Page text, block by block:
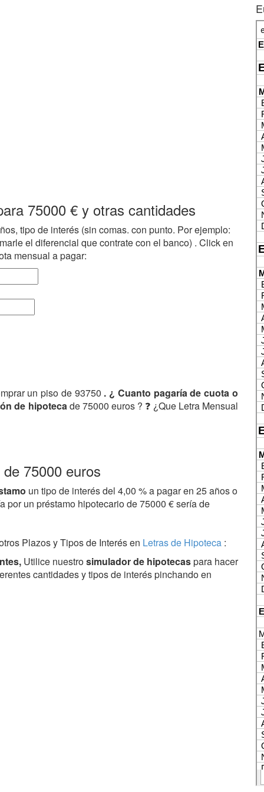
75000 € y otras cantidades
tipo de interés (sin comas. con punto. Por ejemplo:
el diferencial que contrate con el banco) . Click en
mensual a pagar:
un piso de 93750 . ¿ Cuanto pagaría de cuota o
de hipotecade 75000 euros ? ❓ ¿Que Letra Mensual
75000 euros
un tipo de interés del 4,00 % a pagar en 25 años o
por un préstamo hipotecario de 75000 € sería de
Plazos y Tipos de Interés en Letras de Hipoteca :
Utilice nuestrosimulador de hipotecaspara hacer
cantidades y tipos de interés pinchando en